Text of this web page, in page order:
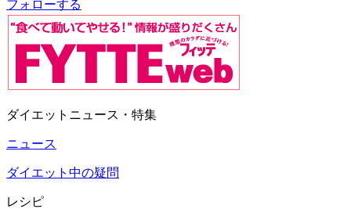
フォローする
ダイエットニュース・特集
ニュース
ダイエット中の疑問
レシピ